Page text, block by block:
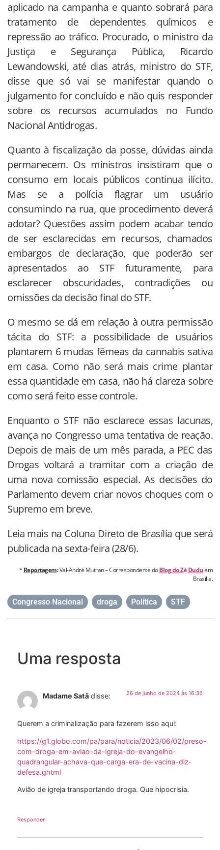
aplicado na campanha e quanto sobrará para
tratamento de dependentes químicos e
repressão ao tráfico. Procurado, o ministro da
Justiça e Segurança Pública, Ricardo
Lewandowski, até dias atrás, ministro do STF,
disse que só vai se manifestar quando o
julgamento for concluído e não quis responder
sobre os recursos acumulados no Fundo
Nacional Antidrogas.
Quanto à fiscalização da posse, dúvidas ainda
permanecem. Os ministros insistiram que o
consumo em locais públicos continua ilícito.
Mas se a polícia flagrar um usuário
consumindo na rua, que procedimento deverá
adotar? Questões assim podem acabar tendo
de ser esclarecidas em recursos, chamados
embargos de declaração, que poderão ser
apresentados ao STF futuramente, para
esclarecer obscuridades, contradições ou
omissões da decisão final do STF.
O mesmo se dá em relação à outra permissão
tácita do STF: a possibilidade de usuários
plantarem 6 mudas fêmeas da cannabis sativa
em casa. Como não será mais crime plantar
essa quantidade em casa, não há clareza sobre
como será feito esse controle.
Enquanto o STF não esclarece essas lacunas,
avança no Congresso uma tentativa de reação.
Depois de mais de um mês parada, a PEC das
Drogas voltará a tramitar com a criação de
uma nova comissão especial. As decisões do
Parlamento devem criar novos choques com o
Supremo em breve.
Leia mais na Coluna Direto de Brasília que será
publicada na sexta-feira (28/6).
* Reportagem:Val-André Mutran – Correspondente doBlog do ZéDuduem
Brasília.
Congresso Nacional droga Política STF
Uma resposta
Madame Satã disse: 26 de junho de 2024 às 16:36
Querem a criminalização para fazerem isso aqui:
https://g1.globo.com/pa/para/noticia/2023/06/02/preso-
com-droga-em-aviao-da-igreja-do-evangelho-
quadrangular-achava-que-carga-era-de-vacina-diz-
defesa.ghtml
Avião de igreja transportando droga. Que hipocrisia.
Responder